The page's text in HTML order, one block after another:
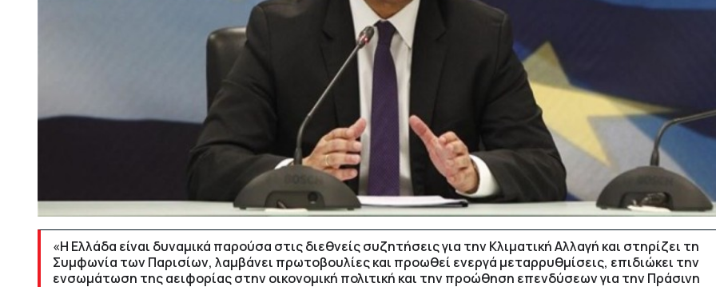
«Η Ελλάδα είναι δυναμικά παρούσα στις διεθνείς συζητήσεις για την Κλιματική Αλλαγή και στηρίζει τη
Συμφωνία των Παρισίων, λαμβάνει πρωτοβουλίες και προωθεί ενεργά μεταρρυθμίσεις, επιδιώκει την
ενσωμάτωση της αειφορίας στην οικονομική πολιτική και την προώθηση επενδύσεων για την Πράσινη